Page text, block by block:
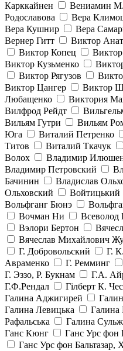
Карккайнен
Вениамин
Родославова
Вера
Вера Кушнир
Вера
Вернер Гитт
Виктор
Виктор Копец
Виктор Кузьменко
Виктор Рягузов
Виктор Цангер
Виктор
Любащенко
Виктория
Вилфрод Рейдт
Вильям Гутри
Вильям
Юга
Виталий Петренко
Титов
Виталий Ткачук
Волох
Владимир
Владимир Петровский
Бачинин
Владислав
Ольховский
Войтицький
Вольфганг Бюнэ
Вочман Ни
Вэлори Бертон
Вячеслав Михайлович
Г. Добровольский
Г.
Авраменко
Г. Ремминг
Г. Эззо, Р. Букнам
Г.А.
Г.Ф.Рендал
Гілберт К.
Галина Аджигирей
Галина Левицька
Галина
Рафальська
Галина
Ганс Кюнг
Ганс Урс фон
Ганс Урс фон